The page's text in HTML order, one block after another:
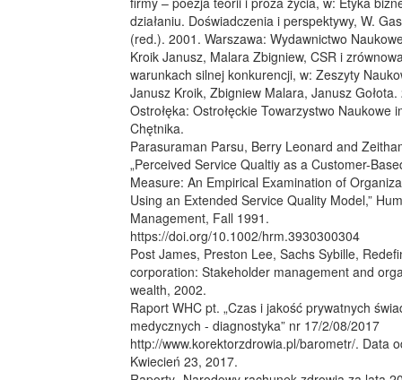
działaniu. Doświadczenia i perspektywy, W.
(red.). 2001. Warszawa: Wydawnictwo
Kroik Janusz, Malara Zbigniew, CSR i
warunkach silnej konkurencji, w: Zeszyty
Janusz Kroik, Zbigniew Malara, Janusz Gołota.
Ostrołęka: Ostrołęckie Towarzystwo Naukowe
Chętnika.
Parasuraman Parsu, Berry Leonard and
„Perceived Service Qualtiy as a Customer-
Measure: An Empirical Examination of
Using an Extended Service Quality Model,”
Management, Fall 1991.
https://doi.org/10.1002/hrm.3930300304
Post James, Preston Lee, Sachs Sybille,
corporation: Stakeholder management and
wealth, 2002.
Raport WHC pt. „Czas i jakość prywatnych
medycznych - diagnostyka” nr 17/2/08/2017
http://www.korektorzdrowia.pl/barometr/. Data
Kwiecień 23, 2017.